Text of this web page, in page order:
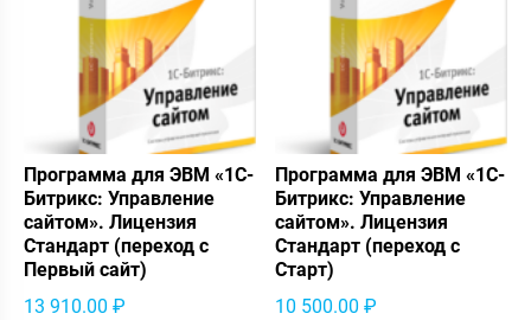
Программа для ЭВМ «1С-
Битрикс: Управление
сайтом». Лицензия
Стандарт (переход с
Первый сайт)
13 910.00 ₽
Программа для ЭВМ «1С-
Битрикс: Управление
сайтом». Лицензия
Стандарт (переход с
Старт)
10 500.00₽